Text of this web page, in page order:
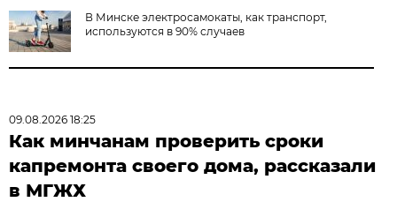
В Минске электросамокаты, как транспорт,
используются в 90% случаев
09.08.2026 18:25
Как минчанам проверить сроки
капремонта своего дома, рассказали
в МГЖХ